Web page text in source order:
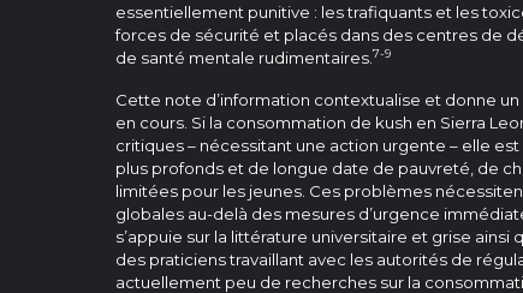
essentiellement punitive : les trafiquants et les
forces de sécurité et placés dans des centres de
de santé mentale rudimentaires. 7-9
Cette note d’information contextualise et donne
en cours. Si la consommation de kush en Sierra
critiques – nécessitant une action urgente – elle
plus profonds et de longue date de pauvreté, de
limitées pour les jeunes. Ces problèmes
globales au-delà des mesures d’urgence
s’appuie sur la littérature universitaire et grise ainsi
des praticiens travaillant avec les autorités de
actuellement peu de recherches sur la